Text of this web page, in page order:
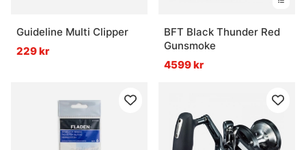
Guideline Multi Clipper
229 kr
BFT Black Thunder Red
Gunsmoke
4599 kr